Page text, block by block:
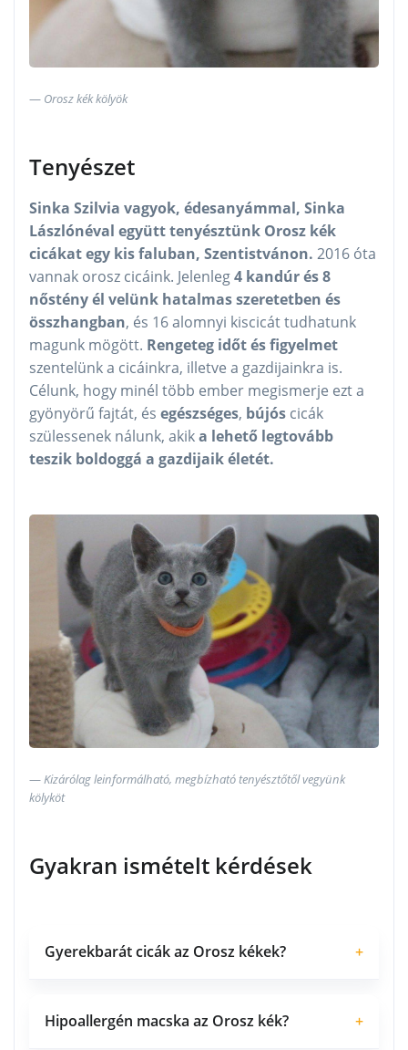
Orosz kék kölyök
Tenyészet
Sinka Szilvia vagyok, édesanyámmal, Sinka
Lászlónéval együtt tenyésztünk Orosz kék
cicákat egy kis faluban, Szentistvánon. 2016 óta
vannak orosz cicáink. Jelenleg4 kandúr és 8
nőstény él velünk hatalmas szeretetben és
összhangban, és 16 alomnyi kiscicát tudhatunk
magunk mögött. Rengeteg időt és figyelmet
szentelünk a cicáinkra, illetve a gazdijainkra is.
Célunk, hogy minél több ember megismerje ezt a
gyönyörű fajtát, és egészséges, bújós cicák
szülessenek nálunk, akika lehető legtovább
teszik boldoggá a gazdijaik életét.
Kizárólag leinformálható, megbízható tenyésztőtől vegyünk
kölyköt
Gyakran ismételt kérdések
Gyerekbarát cicák az Orosz kékek? +
Hipoallergén macska az Orosz kék? +